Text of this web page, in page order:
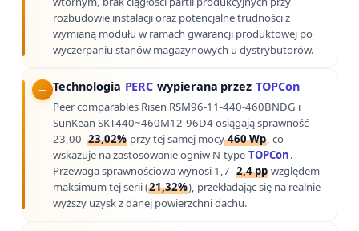
rozbudowie instalacji oraz potencjalne trudności z
wymianą modułu w ramach gwarancji produktowej po
wyczerpaniu stanów magazynowych u dystrybutorów.
Technologia PERC wypierana przez TOPCon
Peer comparables Risen RSM96-11-440-460BNDG i
SunKean SKT440~460M12-96D4 osiągają sprawność
23,00–23,02% przy tej samej mocy460 Wp, co
wskazuje na zastosowanie ogniw N-type TOPCon.
Przewaga sprawnościowa wynosi 1,7–2,4 pp względem
maksimum tej serii (21,32%), przekładając się na realnie
wyższy uzysk z danej powierzchni dachu.